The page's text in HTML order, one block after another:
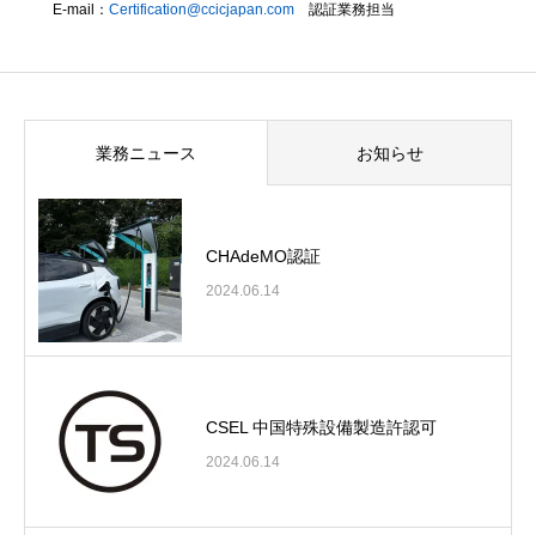
E-mail： Certification@ccicjapan.com 認証業務担当
業務ニュース お知らせ
CHAdeMO認証
2024.06.14
CSEL 中国特殊設備製造許認可
2024.06.14